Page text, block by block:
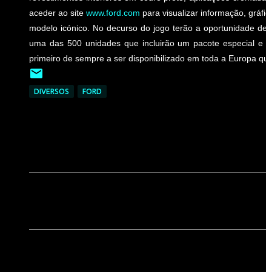
aceder ao site www.ford.com para visualizar informação,
modelo icónico. No decurso do jogo terão a oportunidade
uma das 500 unidades que incluirão um pacote especial
primeiro de sempre a ser disponibilizado em toda a Europa
DIVERSOS FORD